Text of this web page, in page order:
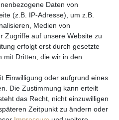
mit
Daten von
(z.B. IP-Adresse), um z.B.
Medien von
Zugriffe auf unsere Website zu
erfolgt erst durch gesetzte
mit Dritten, die wir in den
Einwilligung oder aufgrund eines
Die Zustimmung kann erteilt
das Recht, nicht einzuwilligen
Zeitpunkt zu ändern oder